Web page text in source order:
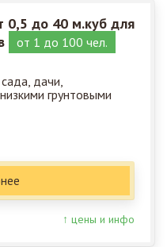
0,5 до 40 м.куб для
от 1 до 100 чел.
дачи,
грунтовыми
↑ цены и инфо